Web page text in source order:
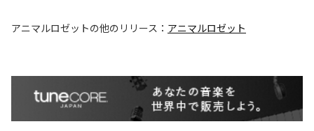
アニマルロゼットの他のリリース： アニマルロゼット